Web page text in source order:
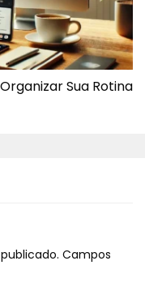
Sua Rotina
Campos